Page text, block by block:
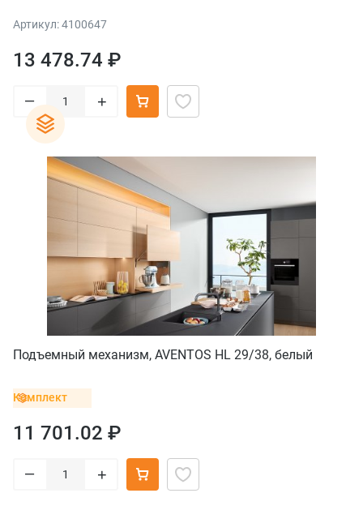
Артикул: 4100647
13 478.74 ₽
– +
Подъемный механизм, AVENTOS HL 29/38, белый
Комплект
11 701.02 ₽
– +